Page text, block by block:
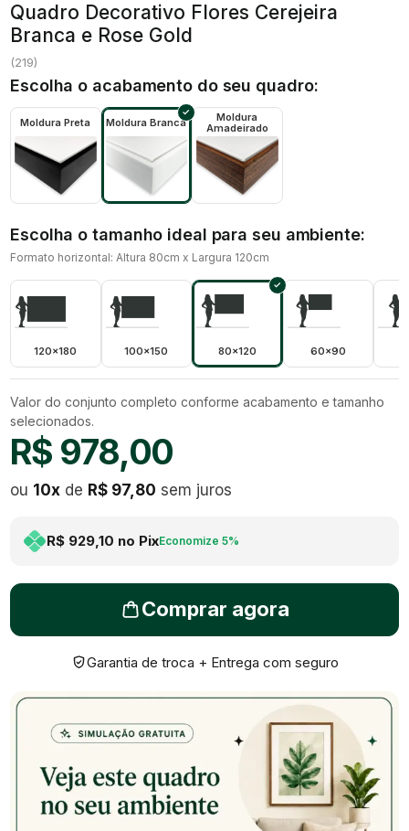
Quadro Decorativo Flores Cerejeira
Branca e Rose Gold
(219)
Escolha o acabamento do seu quadro:
Moldura Preta Moldura Branca
Moldura
Amadeirado
Escolha o tamanho ideal para seu ambiente:
Formato horizontal: Altura 80cm x Largura 120cm
120x180 100x150 80x120 60x90
Valor do conjunto completo conforme acabamento e tamanho
selecionados.
R$ 978,00
ou 10x de R$ 97,80 sem juros
R$ 929,10 no PixEconomize 5%
Comprar agora
Garantia de troca + Entrega com seguro